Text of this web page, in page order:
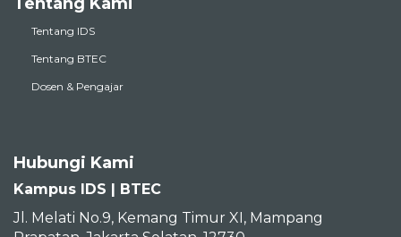
Tentang IDS
Tentang BTEC
Dosen & Pengajar
Hubungi Kami
Kampus IDS | BTEC
Jl. Melati No.9, Kemang Timur XI, Mampang